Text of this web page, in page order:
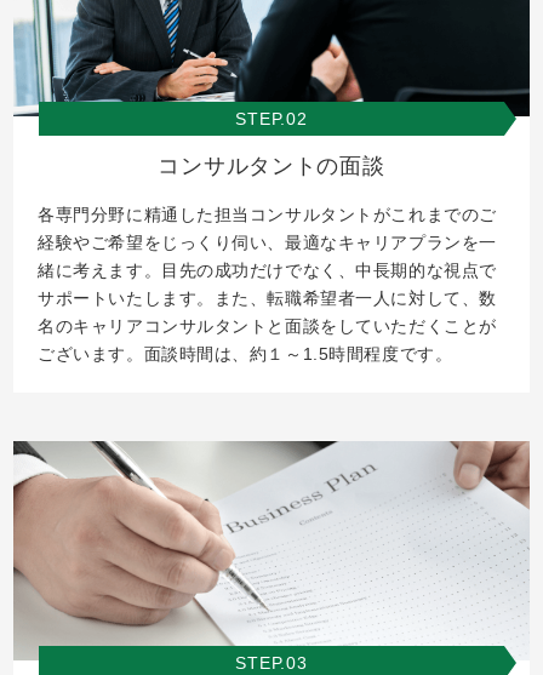
STEP.02
コンサルタントの面談
各専門分野に精通した担当コンサルタントがこれまでのご
経験やご希望をじっくり伺い、最適なキャリアプランを一
緒に考えます。目先の成功だけでなく、中長期的な視点で
サポートいたします。また、転職希望者一人に対して、数
名のキャリアコンサルタントと面談をしていただくことが
ございます。面談時間は、約１～1.5時間程度です。
STEP.03